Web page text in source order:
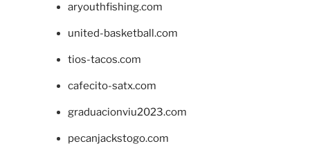
aryouthfishing.com
united-basketball.com
tios-tacos.com
cafecito-satx.com
graduacionviu2023.com
pecanjackstogo.com